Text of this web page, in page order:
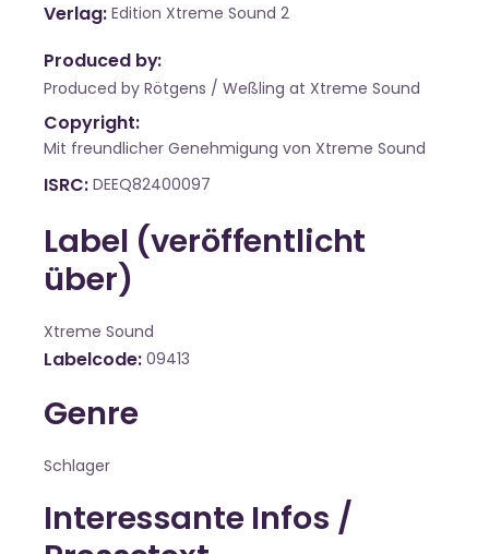
Verlag Edition Xtreme Sound 2
Produced by:
Produced by Rötgens / Weßling at Xtreme Sound
Copyright:
Mit freundlicher Genehmigung von Xtreme Sound
ISRC DEEQ82400097
Label (veröffentlicht
über)
Xtreme Sound
Labelcode 09413
Genre
Schlager
Interessante Infos /